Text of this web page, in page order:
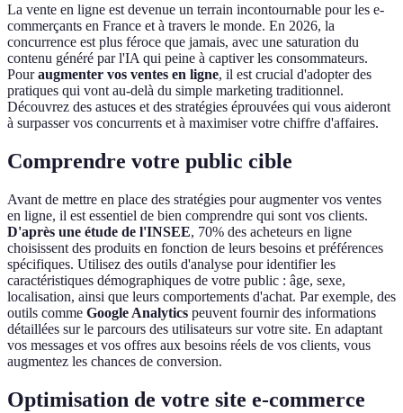
La vente en ligne est devenue un terrain incontournable pour les e-
commerçants en France et à travers le monde. En 2026, la
concurrence est plus féroce que jamais, avec une saturation du
contenu généré par l'IA qui peine à captiver les consommateurs.
Pouraugmenter vos ventes en ligne, il est crucial d'adopter des
pratiques qui vont au-delà du simple marketing traditionnel.
Découvrez des astuces et des stratégies éprouvées qui vous aideront
à surpasser vos concurrents et à maximiser votre chiffre d'affaires.
Comprendre votre public cible
Avant de mettre en place des stratégies pour augmenter vos ventes
en ligne, il est essentiel de bien comprendre qui sont vos clients.
D'après une étude de l'INSEE, 70% des acheteurs en ligne
choisissent des produits en fonction de leurs besoins et préférences
spécifiques. Utilisez des outils d'analyse pour identifier les
caractéristiques démographiques de votre public : âge, sexe,
localisation, ainsi que leurs comportements d'achat. Par exemple, des
outils comme Google Analytics peuvent fournir des informations
détaillées sur le parcours des utilisateurs sur votre site. En adaptant
vos messages et vos offres aux besoins réels de vos clients, vous
augmentez les chances de conversion.
Optimisation de votre site e-commerce